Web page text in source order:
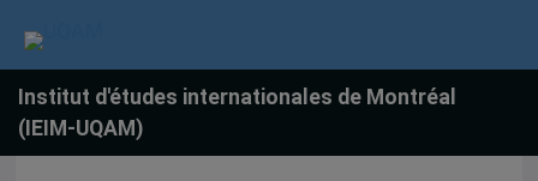
Institut d'études internationales de Montréal
(IEIM-UQAM)